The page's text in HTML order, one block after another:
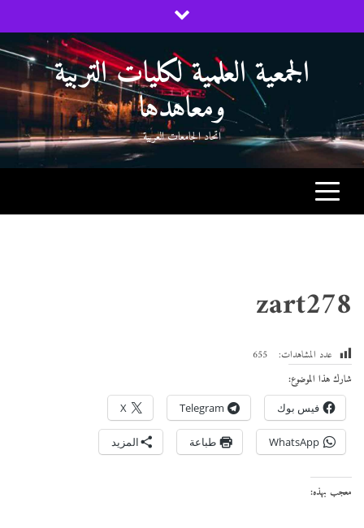
to
الجمعية العلمية لكليات التربية
ومعاهدها
اتحاد الجامعات العربية
zart278
عدد المشاهدات:
655
شارك هذا الموضوع:
فيس بوك Telegram
X
WhatsApp طباعة المزيد
معجب بهذه: